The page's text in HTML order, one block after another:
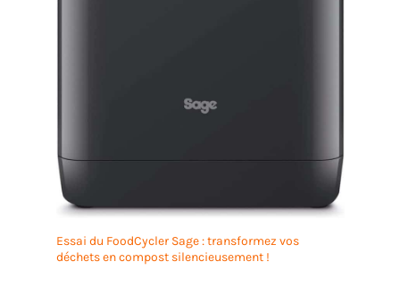
Essai du FoodCycler Sage : transformez vos
déchets en compost silencieusement !